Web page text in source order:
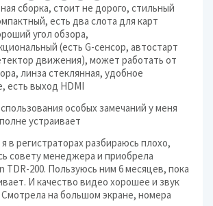
сборка, стоит не дорого, стильный
есть два слота для карт
угол обзора,
(есть G-сенсор, автостарт
движения), может работать от
линза стеклянная, удобное
есть выход HDMI
особых замечаний у меня
устраивает
в регистраторах разбираюсь плохо,
совету менеджера и приобрела
TDR-200. Пользуюсь ним 6 месяцев, пока
И качество видео хорошее и звук
на большом экране, номера